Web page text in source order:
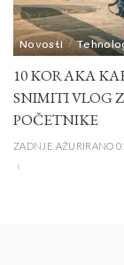
Novosti
10 KORAKA
SNIMITI VLOG
POČETNIKE
ZADNJE AŽURIRANO